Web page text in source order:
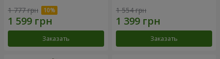
1 777 грн
Заказать
1 554 грн
Заказать